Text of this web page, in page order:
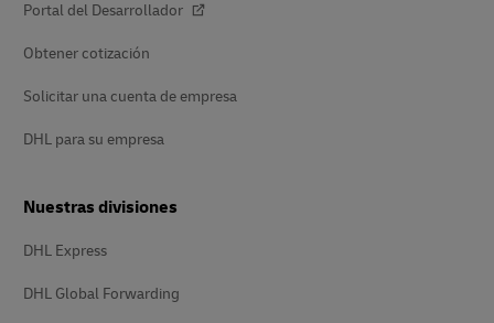
Portal del Desarrollador
Obtener cotización
Solicitar una cuenta de empresa
DHL para su empresa
Nuestras divisiones
DHL Express
DHL Global Forwarding